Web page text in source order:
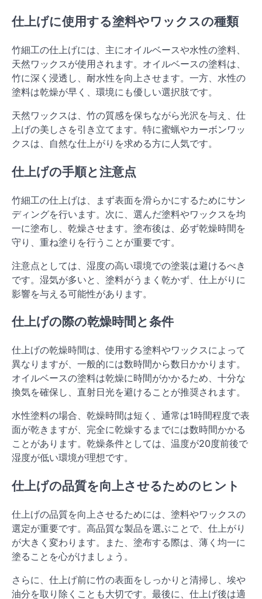
仕上げに使用する塗料やワックスの種類
竹細工の仕上げには、主にオイルベースや水性の塗料、
天然ワックスが使用されます。オイルベースの塗料は、
竹に深く浸透し、耐水性を向上させます。一方、水性の
塗料は乾燥が早く、環境にも優しい選択肢です。
天然ワックスは、竹の質感を保ちながら光沢を与え、仕
上げの美しさを引き立てます。特に蜜蝋やカーボンワッ
クスは、自然な仕上がりを求める方に人気です。
仕上げの手順と注意点
竹細工の仕上げは、まず表面を滑らかにするためにサン
ディングを行います。次に、選んだ塗料やワックスを均
一に塗布し、乾燥させます。塗布後は、必ず乾燥時間を
守り、重ね塗りを行うことが重要です。
注意点としては、湿度の高い環境での塗装は避けるべき
です。湿気が多いと、塗料がうまく乾かず、仕上がりに
影響を与える可能性があります。
仕上げの際の乾燥時間と条件
仕上げの乾燥時間は、使用する塗料やワックスによって
異なりますが、一般的には数時間から数日かかります。
オイルベースの塗料は乾燥に時間がかかるため、十分な
換気を確保し、直射日光を避けることが推奨されます。
水性塗料の場合、乾燥時間は短く、通常は1時間程度で表
面が乾きますが、完全に乾燥するまでには数時間かかる
ことがあります。乾燥条件としては、温度が20度前後で
湿度が低い環境が理想です。
仕上げの品質を向上させるためのヒント
仕上げの品質を向上させるためには、塗料やワックスの
選定が重要です。高品質な製品を選ぶことで、仕上がり
が大きく変わります。また、塗布する際は、薄く均一に
塗ることを心がけましょう。
さらに、仕上げ前に竹の表面をしっかりと清掃し、埃や
油分を取り除くことも大切です。最後に、仕上げ後は適